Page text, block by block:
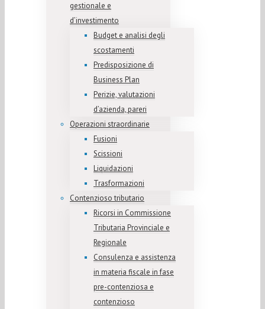
gestionale e
d’investimento
Budget e analisi degli
scostamenti
Predisposizione di
Business Plan
Perizie, valutazioni
d’azienda, pareri
Operazioni straordinarie
Fusioni
Scissioni
Liquidazioni
Trasformazioni
Contenzioso tributario
Ricorsi in Commissione
Tributaria Provinciale e
Regionale
Consulenza e assistenza
in materia fiscale in fase
pre-contenziosa e
contenzioso